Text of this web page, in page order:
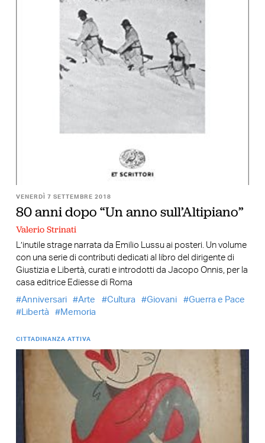
VENERDÌ 7 SETTEMBRE 2018
80 anni dopo “Un anno sull’Altipiano”
Valerio Strinati
L’inutile strage narrata da Emilio Lussu ai posteri. Un volume
con una serie di contributi dedicati al libro del dirigente di
Giustizia e Libertà, curati e introdotti da Jacopo Onnis, per la
casa editrice Ediesse di Roma
Anniversari
Arte Cultura Giovani
Guerra e Pace
Libertà
Memoria
CITTADINANZA ATTIVA